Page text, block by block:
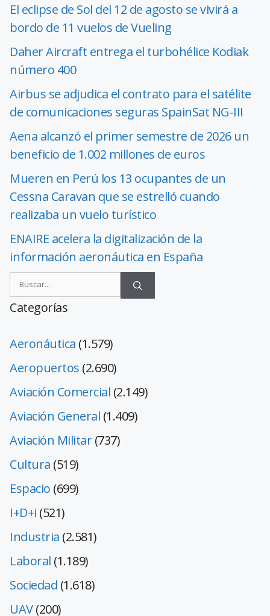
El eclipse de Sol del 12 de agosto se vivirá a
bordo de 11 vuelos de Vueling
Daher Aircraft entrega el turbohélice Kodiak
número 400
Airbus se adjudica el contrato para el satélite
de comunicaciones seguras SpainSat NG-III
Aena alcanzó el primer semestre de 2026 un
beneficio de 1.002 millones de euros
Mueren en Perú los 13 ocupantes de un
Cessna Caravan que se estrelló cuando
realizaba un vuelo turístico
ENAIRE acelera la digitalización de la
información aeronáutica en España
Categorías
Aeronáutica (1.579)
Aeropuertos (2.690)
Aviación Comercial (2.149)
Aviación General (1.409)
Aviación Militar(737)
Cultura (519)
Espacio (699)
I+D+i (521)
Industria (2.581)
Laboral (1.189)
Sociedad (1.618)
UAV(200)